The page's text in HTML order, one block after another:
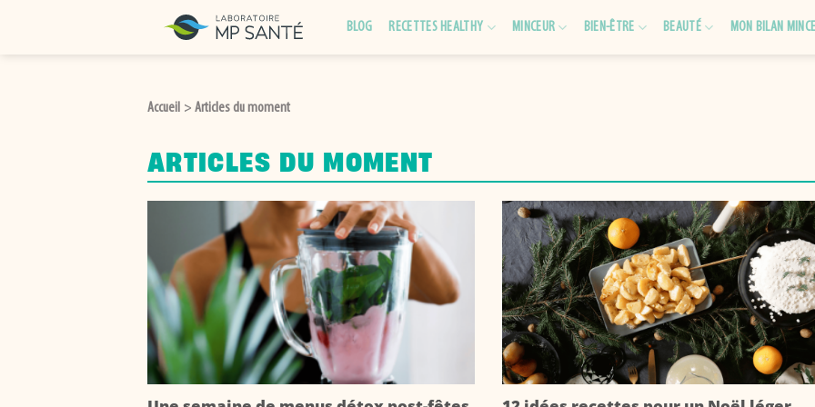
BLOG RECETTES HEALTHY MINCEUR BIEN-ÊTRE BEAUTÉ MON BILAN
Accueil > Articles du moment
ARTICLES DU MOMENT